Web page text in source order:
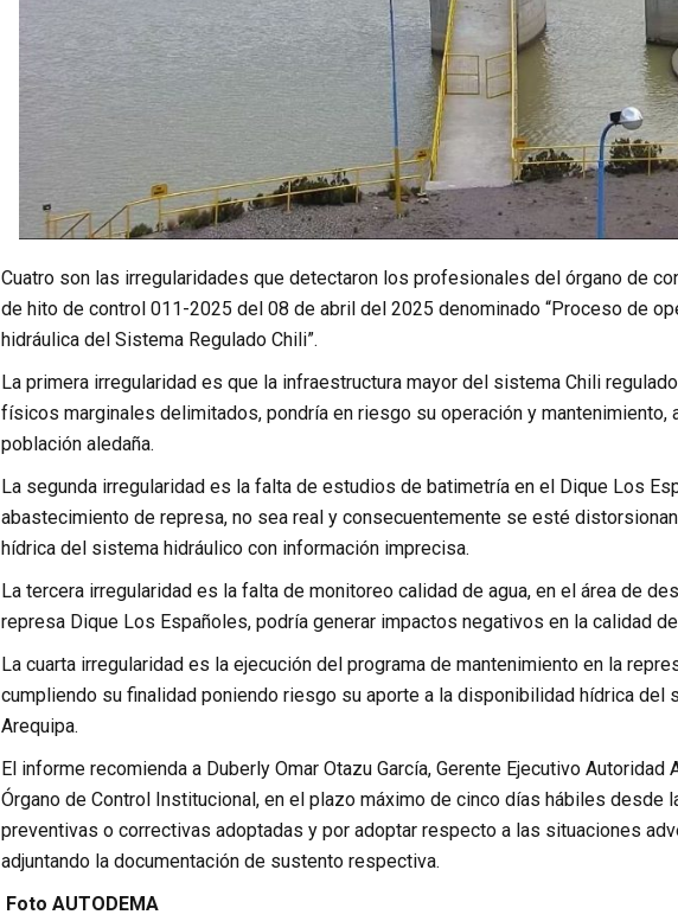
Cuatro son las irregularidades que detectaron los profesionales del órgano de
de hito de control 011-2025 del 08 de abril del 2025 denominado “Proceso de
hidráulica del Sistema Regulado Chili”.
La primera irregularidad es que la infraestructura mayor del sistema Chili
físicos marginales delimitados, pondría en riesgo su operación y
población aledaña.
La segunda irregularidad es la falta de estudios de batimetría en el Dique Los
abastecimiento de represa, no sea real y consecuentemente se esté
hídrica del sistema hidráulico con información imprecisa.
La tercera irregularidad es la falta de monitoreo calidad de agua, en el área de
represa Dique Los Españoles, podría generar impactos negativos en la calidad
La cuarta irregularidad es la ejecución del programa de mantenimiento en la
cumpliendo su finalidad poniendo riesgo su aporte a la disponibilidad hídrica del
Arequipa.
El informe recomienda a Duberly Omar Otazu García, Gerente Ejecutivo Autoridad
Órgano de Control Institucional, en el plazo máximo de cinco días hábiles desde
preventivas o correctivas adoptadas y por adoptar respecto a las situaciones
adjuntando la documentación de sustento respectiva.
Foto AUTODEMA